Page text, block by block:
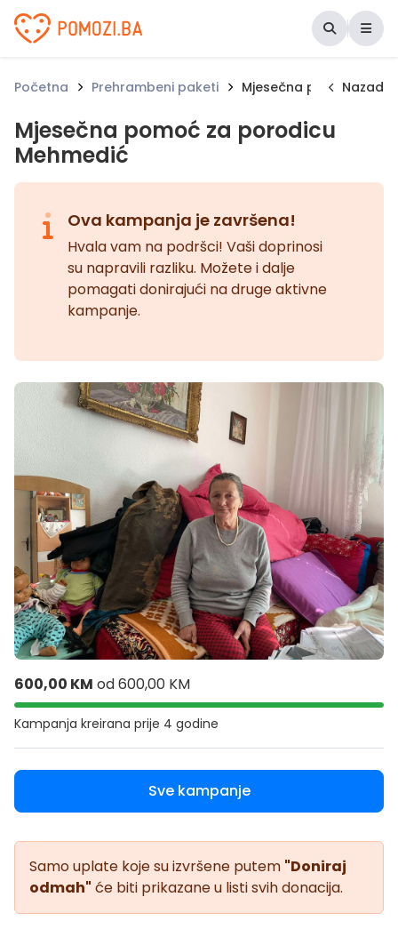
Udruženje Pomozi.ba
Početna Prehrambeni paketi Mjesečna pomoć za
Nazad
Mjesečna pomoć za porodicu
Mehmedić
Ova kampanja je završena!
Hvala vam na podršci! Vaši doprinosi
su napravili razliku. Možete i dalje
pomagati donirajući na druge aktivne
kampanje.
600,00 KM od600,00 KM
Kampanja kreirana prije 4 godine
Sve kampanje
Samo uplate koje su izvršene putem "Doniraj
odmah" će biti prikazane u listi svih donacija.